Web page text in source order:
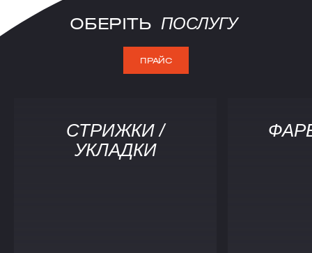
ОБЕРІТЬ ПОСЛУГУ
ПРАЙС
СТРИЖКИ /
УКЛАДКИ